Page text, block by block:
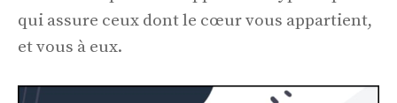
qui assure ceux dont le cœur vous appartient,
et vous à eux.